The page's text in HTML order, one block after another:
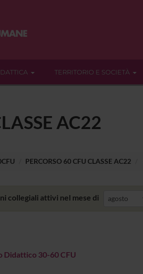
TERRITORIO E SOCIETÀ
AC22
PERCORSO 60 CFU CLASSE AC22
collegiali attivi nel mese di
Didattico 30-60 CFU